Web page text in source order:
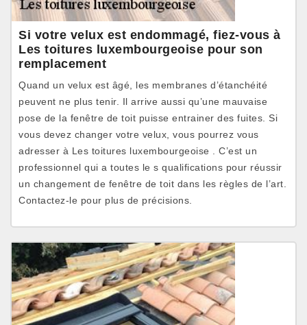
Si votre velux est endommagé, fiez-vous à
Les toitures luxembourgeoise pour son
remplacement
Quand un velux est âgé, les membranes d’étanchéité
peuvent ne plus tenir. Il arrive aussi qu’une mauvaise
pose de la fenêtre de toit puisse entrainer des fuites. Si
vous devez changer votre velux, vous pourrez vous
adresser à Les toitures luxembourgeoise . C’est un
professionnel qui a toutes le s qualifications pour réussir
un changement de fenêtre de toit dans les règles de l’art.
Contactez-le pour plus de précisions.